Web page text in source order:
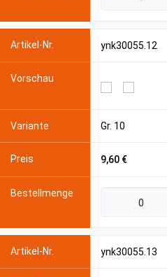
ynk30055.12
Gr. 10
9,60 €
ynk30055.13